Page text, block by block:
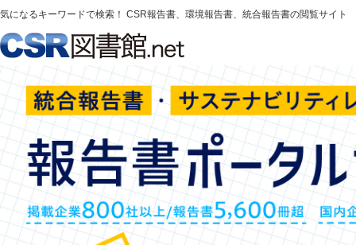
気になるキーワードで検索！ CSR報告書、環境報告書、統合報告書の閲覧サイト